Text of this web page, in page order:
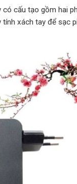
cấu tạo gồm hai
xách tay để sạc